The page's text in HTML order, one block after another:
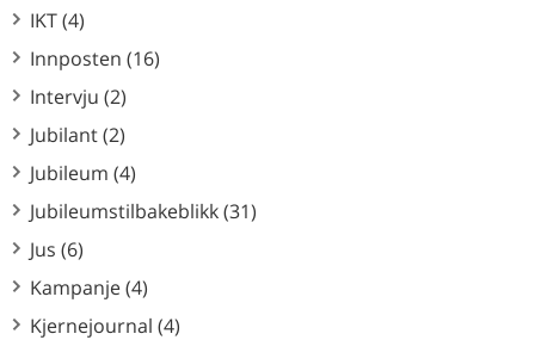
IKT (4)
Innposten (16)
Intervju (2)
Jubilant (2)
Jubileum (4)
Jubileumstilbakeblikk (31)
Jus (6)
Kampanje (4)
Kjernejournal (4)